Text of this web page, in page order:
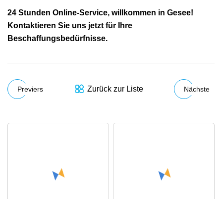
24 Stunden Online-Service, willkommen in Gesee!
Kontaktieren Sie uns jetzt für Ihre
Beschaffungsbedürfnisse.
Previers Zurück zur Liste Nächste